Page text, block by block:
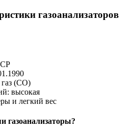
газоанализаторов
газ (СО)
высокая
и легкий вес